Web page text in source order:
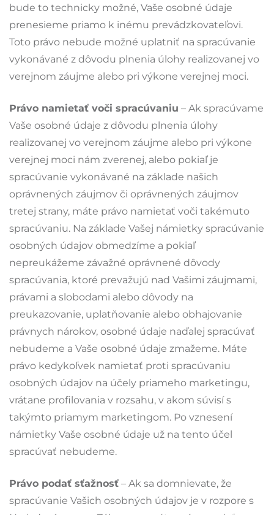
bude to technicky možné, Vaše osobné údaje
prenesieme priamo k inému prevádzkovateľovi.
Toto právo nebude možné uplatniť na spracúvanie
vykonávané z dôvodu plnenia úlohy realizovanej vo
verejnom záujme alebo pri výkone verejnej moci.
Právo namietať voči spracúvaniu – Ak spracúvame
Vaše osobné údaje z dôvodu plnenia úlohy
realizovanej vo verejnom záujme alebo pri výkone
verejnej moci nám zverenej, alebo pokiaľ je
spracúvanie vykonávané na základe našich
oprávnených záujmov či oprávnených záujmov
tretej strany, máte právo namietať voči takémuto
spracúvaniu. Na základe Vašej námietky spracúvanie
osobných údajov obmedzíme a pokiaľ
nepreukážeme závažné oprávnené dôvody
spracúvania, ktoré prevažujú nad Vašimi záujmami,
právami a slobodami alebo dôvody na
preukazovanie, uplatňovanie alebo obhajovanie
právnych nárokov, osobné údaje naďalej spracúvať
nebudeme a Vaše osobné údaje zmažeme. Máte
právo kedykoľvek namietať proti spracúvaniu
osobných údajov na účely priameho marketingu,
vrátane profilovania v rozsahu, v akom súvisí s
takýmto priamym marketingom. Po vznesení
námietky Vaše osobné údaje už na tento účel
spracúvať nebudeme.
Právo podať sťažnosť – Ak sa domnievate, že
spracúvanie Vašich osobných údajov je v rozpore s